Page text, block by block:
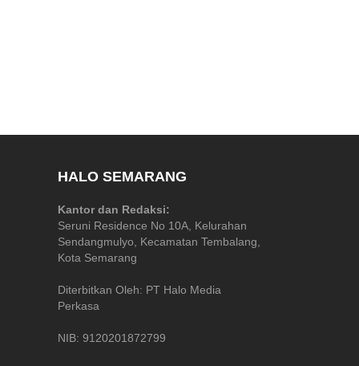
HALO SEMARANG
Kantor dan Redaksi:
Seruni Residence No 10A, Kelurahan
Sendangmulyo, Kecamatan Tembalang,
Kota Semarang
Diterbitkan Oleh: PT Halo Media
Perkasa
NIB: 9120201872799